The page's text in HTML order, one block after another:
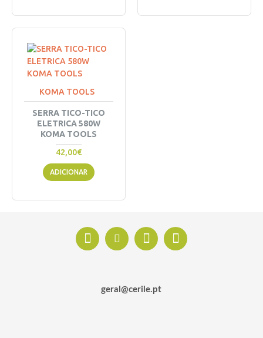
KOMA TOOLS
SERRA TICO-TICO
ELETRICA 580W
KOMA TOOLS
42,00€
ADICIONAR
geral@cerile.pt